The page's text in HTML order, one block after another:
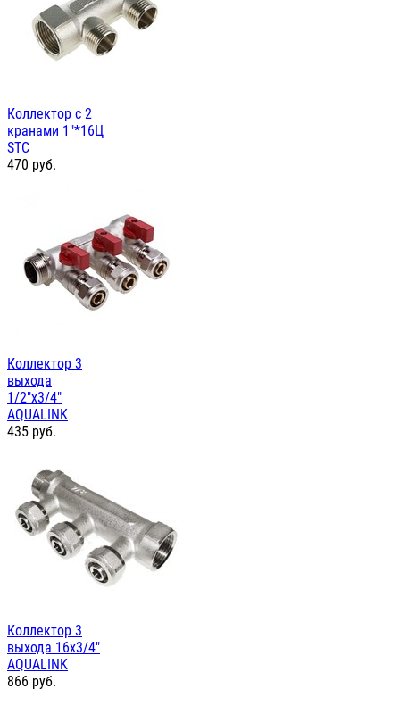
Коллектор с 2
кранами 1"*16Ц
STC
470 руб.
Коллектор 3
выхода
1/2"х3/4"
AQUALINK
435 руб.
Коллектор 3
выхода 16х3/4"
AQUALINK
866 руб.